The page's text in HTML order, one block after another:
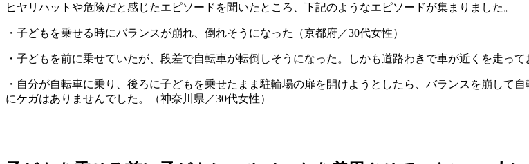
ヒヤリハットや危険だと感じたエピソードを聞いたところ、下記のようなエピソードが集まりました。
・子どもを乗せる時にバランスが崩れ、倒れそうになった（京都府／30代女性）
・子どもを前に乗せていたが、段差で自転車が転倒しそうになった。しかも道路わきで車が近くを走って
・自分が自転車に乗り、後ろに子どもを乗せたまま駐輪場の扉を開けようとしたら、バランスを崩して
にケガはありませんでした。（神奈川県／30代女性）